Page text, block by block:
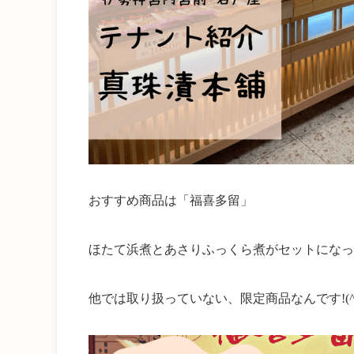
おすすめ商品は「福喜多留」
ほたて浜煮とあさりふっくら煮がセットにな
他では取り扱っていない、限定商品なんです